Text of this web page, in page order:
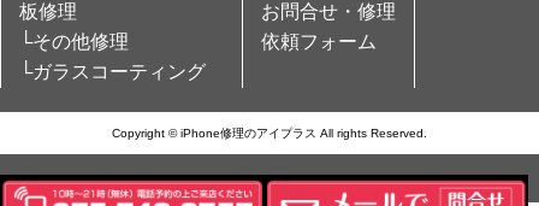
板修理
└その他修理
└ガラスコーティング
お問合せ・修理
依頼フォーム
Copyright © iPhone修理のアイプラス All rights Reserved.